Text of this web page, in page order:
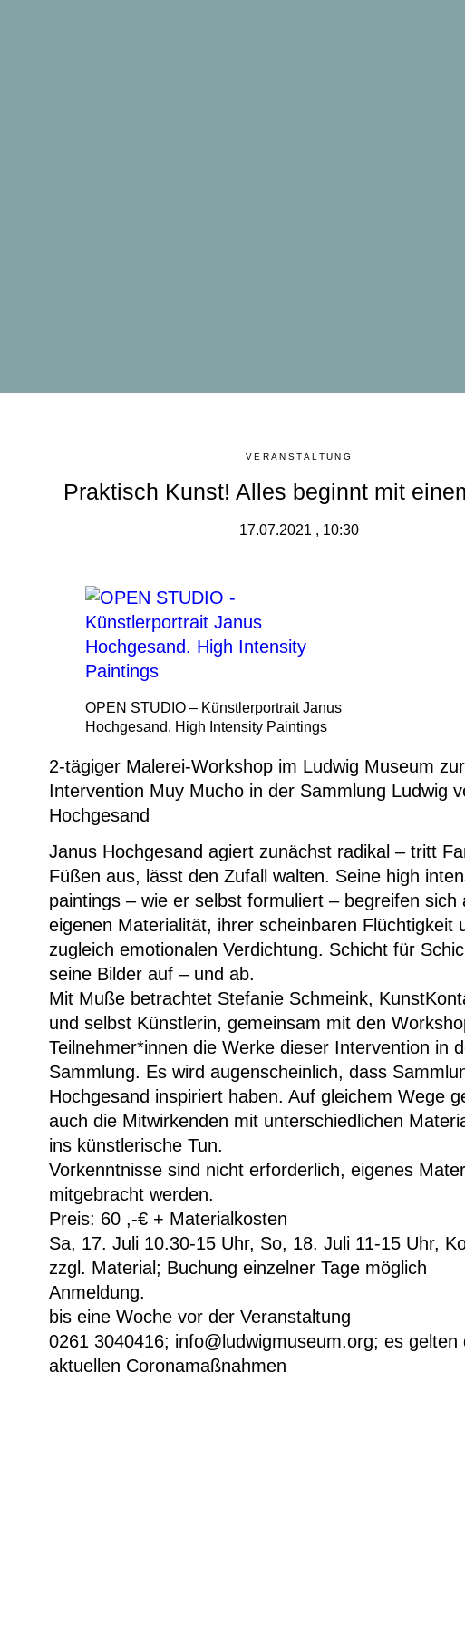
VERANSTALTUNG
Praktisch Kunst! Alles beginnt mit
17.07.2021 , 10:30
OPEN STUDIO – Künstlerportrait Janus
Hochgesand. High Intensity Paintings
2-tägiger Malerei-Workshop im Ludwig Museum
Intervention Muy Mucho in der Sammlung Ludwig
Hochgesand
Janus Hochgesand agiert zunächst radikal – tritt
Füßen aus, lässt den Zufall walten. Seine high
paintings – wie er selbst formuliert – begreifen sich
eigenen Materialität, ihrer scheinbaren Flüchtigkeit
zugleich emotionalen Verdichtung. Schicht für
seine Bilder auf – und ab.
Mit Muße betrachtet Stefanie Schmeink,
und selbst Künstlerin, gemeinsam mit den
Teilnehmer*innen die Werke dieser Intervention in
Sammlung. Es wird augenscheinlich, dass
Hochgesand inspiriert haben. Auf gleichem Wege
auch die Mitwirkenden mit unterschiedlichen
ins künstlerische Tun.
Vorkenntnisse sind nicht erforderlich, eigenes
mitgebracht werden.
Preis: 60 ,-€ + Materialkosten
Sa, 17. Juli 10.30-15 Uhr, So, 18. Juli 11-15 Uhr,
zzgl. Material; Buchung einzelner Tage möglich
Anmeldung.
bis eine Woche vor der Veranstaltung
0261 3040416; info@ludwigmuseum.org; es gelten
aktuellen Coronamaßnahmen